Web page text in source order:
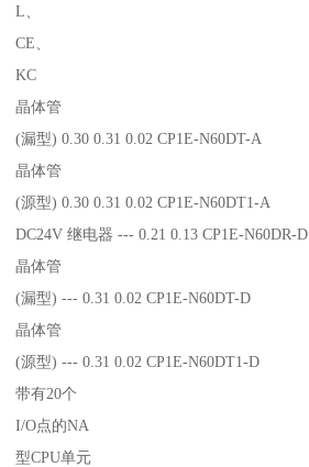
L、
CE、
KC
晶体管
(漏型) 0.30 0.31 0.02 CP1E-N60DT-A
晶体管
(源型) 0.30 0.31 0.02 CP1E-N60DT1-A
DC24V 继电器 --- 0.21 0.13 CP1E-N60DR-D
晶体管
(漏型) --- 0.31 0.02 CP1E-N60DT-D
晶体管
(源型) --- 0.31 0.02 CP1E-N60DT1-D
带有20个
I/O点的NA
型CPU单元